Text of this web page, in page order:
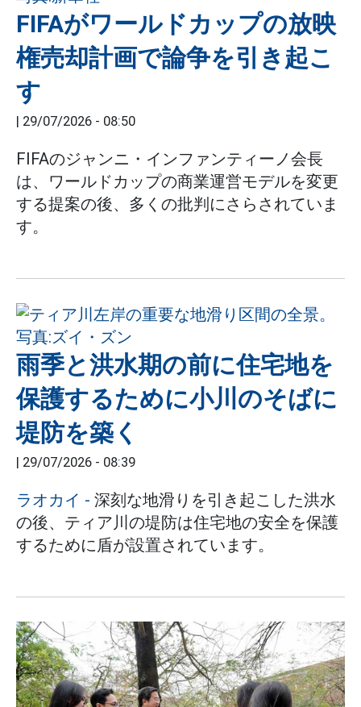
FIFAがワールドカップの放映
権売却計画で論争を引き起こ
す
| 29/07/2026 - 08:50
FIFAのジャンニ・インファンティーノ会長
は、ワールドカップの商業運営モデルを変更
する提案の後、多くの批判にさらされていま
す。
雨季と洪水期の前に住宅地を
保護するために小川のそばに
堤防を築く
| 29/07/2026 - 08:39
ラオカイ - 深刻な地滑りを引き起こした洪水
の後、ティア川の堤防は住宅地の安全を保護
するために盾が設置されています。